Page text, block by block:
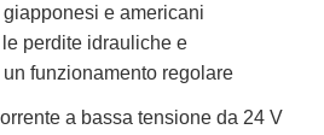
e americani
perdite idrauliche e
funzionamento regolare
a bassa tensione da 24 V